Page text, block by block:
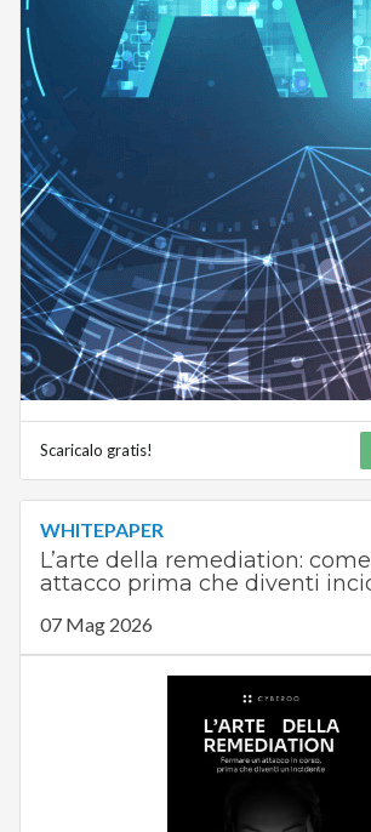
Scaricalo gratis!
WHITEPAPER
L’arte della remediation:
attacco prima che diventi
07 Mag 2026